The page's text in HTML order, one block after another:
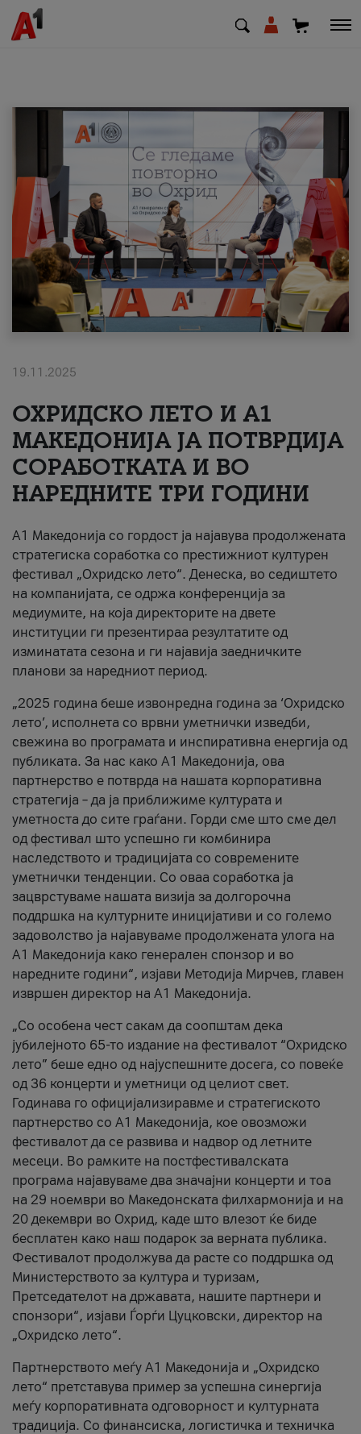
МК SQ
Приватни Деловни
Поддршка
Надополни кредит
#ПодобарОнлајн
19.11.2025
ОХРИДСКО ЛЕТО И A1
МАКЕДОНИЈА ЈА ПОТВРДИЈА
СОРАБОТКАТА И ВО
НАРЕДНИТЕ ТРИ ГОДИНИ
A1 Македонија со гордост ја најавува продолжената
стратегиска соработка со престижниот културен
фестивал „Охридско лето“. Денеска, во седиштето
на компанијата, се одржа конференција за
медиумите, на која директорите на двете
институции ги презентираа резултатите од
изминатата сезона и ги најавија заедничките
планови за наредниот период.
„2025 година беше извонредна година за ‘Охридско
лето’, исполнета со врвни уметнички изведби,
свежина во програмата и инспиративна енергија од
публиката. За нас како A1 Македонија, ова
партнерство е потврда на нашата корпоративна
стратегија – да ја приближиме културата и
уметноста до сите граѓани. Горди сме што сме дел
од фестивал што успешно ги комбинира
наследството и традицијата со современите
уметнички тенденции. Со оваа соработка ја
зацврстуваме нашата визија за долгорочна
поддршка на културните иницијативи и со големо
задоволство ја најавуваме продолжената улога на
A1 Македонија како генерален спонзор и во
наредните години“, изјави Методија Мирчев, главен
извршен директор на A1 Македонија.
„Со особена чест сакам да соопштам дека
јубилејното 65-то издание на фестивалот “Охридско
лето” беше едно од најуспешните досега, со повеќе
од 36 концерти и уметници од целиот свет.
Годинава го официјализиравме и стратегиското
партнерство со А1 Македонија, кое овозможи
фестивалот да се развива и надвор од летните
месеци. Во рамките на постфестивалската
програма најавуваме два значајни концерти и тоа
на 29 ноември во Македонската филхармонија и на
20 декември во Охрид, каде што влезот ќе биде
бесплатен како наш подарок за верната публика.
Фестивалот продолжува да расте со поддршка од
Министерството за култура и туризам,
Претседателот на државата, нашите партнери и
спонзори“, изјави Ѓорѓи Цуцковски, директор на
„Охридско лето“.
Партнерството меѓу A1 Македонија и „Охридско
лето“ претставува пример за успешна синергија
меѓу корпоративната одговорност и културната
традиција. Со финансиска, логистичка и техничка